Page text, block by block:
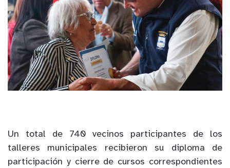
Un total de 740 vecinos participantes de los
talleres municipales recibieron su diploma de
participación y cierre de cursos correspondientes